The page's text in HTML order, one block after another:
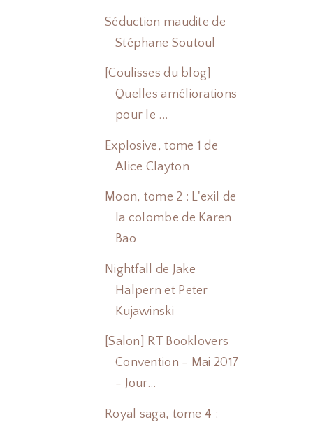
Séduction maudite de
Stéphane Soutoul
[Coulisses du blog]
Quelles améliorations
pour le ...
Explosive, tome 1 de
Alice Clayton
Moon, tome 2 : L'exil de
la colombe de Karen
Bao
Nightfall de Jake
Halpern et Peter
Kujawinski
[Salon] RT Booklovers
Convention - Mai 2017
- Jour...
Royal saga, tome 4 :